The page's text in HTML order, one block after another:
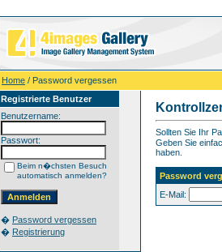
Home / Password vergessen
Registrierte Benutzer
Benutzername:
Passwort:
Beim n�chsten Besuch
automatisch anmelden?
� Password vergessen
� Registrierung
Sollten Sie Ihr
Geben Sie
haben.
Password
E-Mail: